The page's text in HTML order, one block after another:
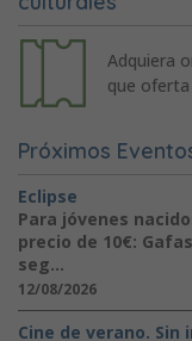
Adquiera
que
Próximos
Eclipse
Para jóvenes
precio de 10€:
seg...
12/08/2026
Cine de verano. Sin